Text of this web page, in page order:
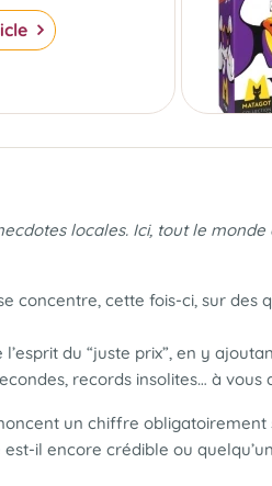
locales. Ici, tout le
concentre, cette fois-ci, sur des
du “juste prix”, en y
records insolites… à vous
un chiffre
il encore crédible ou